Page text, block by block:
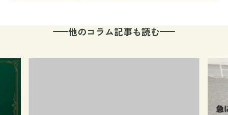
他のコラム記事も読む